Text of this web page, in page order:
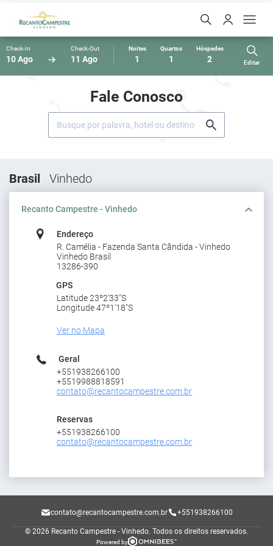
Check-In
10 Ago
Check-Out
11 Ago
Noites
1
Quartos
1
Hóspedes
2 Editar
Fale Conosco
Brasil Vinhedo
Recanto Campestre - Vinhedo
Endereço
R. Camélia - Fazenda Santa Cândida - Vinhedo
Vinhedo Brasil
13286-390
GPS
Latitude 23º2'33"S
Longitude 47º1'18"S
Ver no Mapa
Geral
+551938266100
+5519988818591
contato@recantocampestre.com.br
Reservas
+551938266100
contato@recantocampestre.com.br
contato@recantocampestre.com.br +551938266100
© 2026 Recanto Campestre - Vinhedo. Todos os direitos reservados.
Powered by